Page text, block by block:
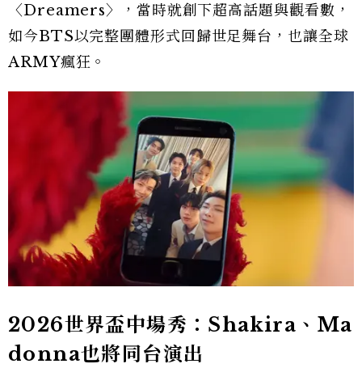
〈Dreamers〉，當時就創下超高話題與觀看數，
如今BTS以完整團體形式回歸世足舞台，也讓全球
ARMY瘋狂。
2026世界盃中場秀：Shakira、Ma
donna也將同台演出